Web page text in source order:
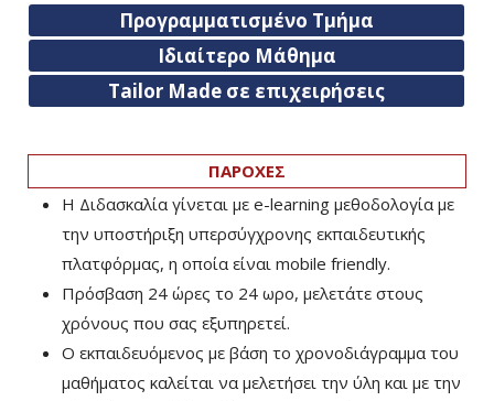
Προγραμματισμένο Τμήμα
Ιδιαίτερο Μάθημα
Tailor Made σε επιχειρήσεις
ΠΑΡΟΧΕΣ
Η Διδασκαλία γίνεται με e-learning μεθοδολογία με
την υποστήριξη υπερσύγχρονης εκπαιδευτικής
πλατφόρμας, η οποία είναι mobile friendly.
Πρόσβαση 24 ώρες το 24 ωρο, μελετάτε στους
χρόνους που σας εξυπηρετεί.
Ο εκπαιδευόμενος με βάση το χρονοδιάγραμμα του
μαθήματος καλείται να μελετήσει την ύλη και με την